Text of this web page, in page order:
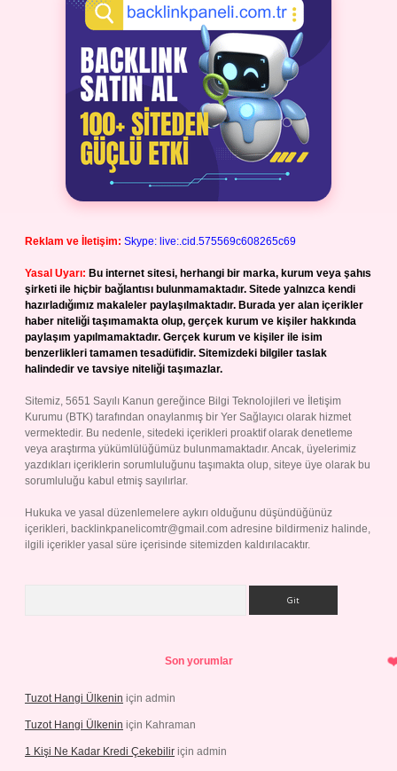
Reklam ve İletişim: Skype: live:.cid.575569c608265c69
Yasal Uyarı: Bu internet sitesi, herhangi bir marka, kurum veya şahıs
şirketi ile hiçbir bağlantısı bulunmamaktadır. Sitede yalnızca kendi
hazırladığımız makaleler paylaşılmaktadır. Burada yer alan içerikler
haber niteliği taşımamakta olup, gerçek kurum ve kişiler hakkında
paylaşım yapılmamaktadır. Gerçek kurum ve kişiler ile isim
benzerlikleri tamamen tesadüfidir. Sitemizdeki bilgiler taslak
halindedir ve tavsiye niteliği taşımazlar.
Sitemiz, 5651 Sayılı Kanun gereğince Bilgi Teknolojileri ve İletişim
Kurumu (BTK) tarafından onaylanmış bir Yer Sağlayıcı olarak hizmet
vermektedir. Bu nedenle, sitedeki içerikleri proaktif olarak denetleme
veya araştırma yükümlülüğümüz bulunmamaktadır. Ancak, üyelerimiz
yazdıkları içeriklerin sorumluluğunu taşımakta olup, siteye üye olarak bu
sorumluluğu kabul etmiş sayılırlar.
Hukuka ve yasal düzenlemelere aykırı olduğunu düşündüğünüz
içerikleri, backlinkpanelicomtr@gmail.com adresine bildirmeniz halinde,
ilgili içerikler yasal süre içerisinde sitemizden kaldırılacaktır.
Son yorumlar
Tuzot Hangi Ülkenin için admin
Tuzot Hangi Ülkenin için Kahraman
1 Kişi Ne Kadar Kredi Çekebilir için admin